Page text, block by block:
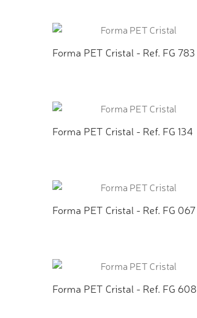
Forma PET Cristal - Ref. FG 783
Forma PET Cristal - Ref. FG 134
Forma PET Cristal - Ref. FG 067
Forma PET Cristal - Ref. FG 608